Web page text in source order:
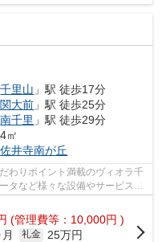
千里山 」駅 徒歩17分
関大前 」駅 徒歩25分
南千里 」駅 徒歩29分
㎡
佐井寺南が丘
わりポイント満載のヴィオラ千
タなど様々な設備やサービスが
(管理費等：10,000円 )
礼金
25万円